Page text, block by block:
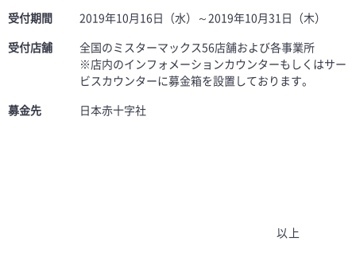
受付期間
2019年10月16日（水）～2019年10月31日（木）
受付店舗
全国のミスターマックス56店舗および各事業所
※店内のインフォメーションカウンターもしくはサー
ビスカウンターに募金箱を設置しております。
募金先
日本赤十字社
以上